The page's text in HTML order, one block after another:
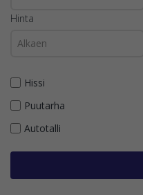
Hinta
Hissi
Puutarha
Autotalli